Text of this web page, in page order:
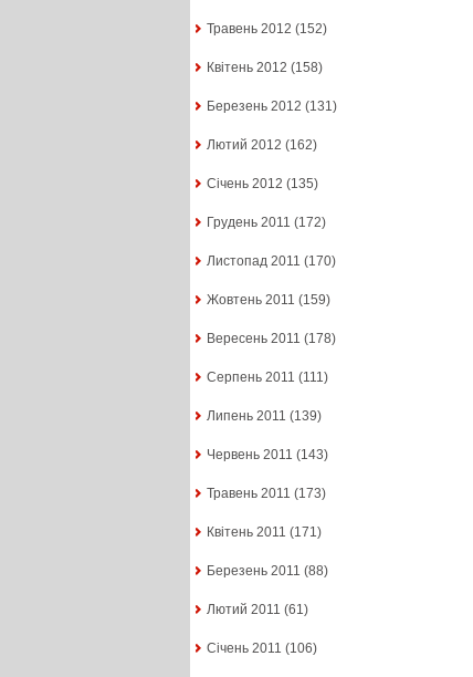
Травень 2012 (152)
Квітень 2012 (158)
Березень 2012 (131)
Лютий 2012 (162)
Січень 2012 (135)
Грудень 2011 (172)
Листопад 2011 (170)
Жовтень 2011 (159)
Вересень 2011 (178)
Серпень 2011 (111)
Липень 2011 (139)
Червень 2011 (143)
Травень 2011 (173)
Квітень 2011 (171)
Березень 2011 (88)
Лютий 2011 (61)
Січень 2011 (106)